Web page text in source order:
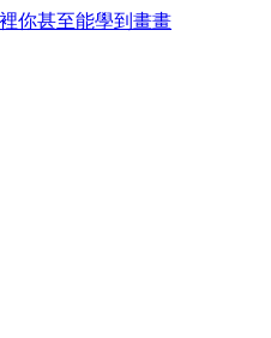
你甚至能學到畫畫